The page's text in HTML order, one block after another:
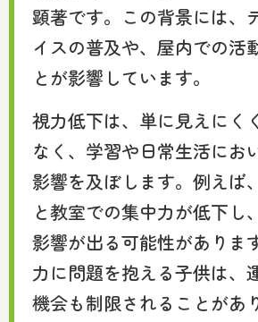
顕著です。この背景には、
イスの普及や、屋内での活
とが影響しています。
視力低下は、単に見えにく
なく、学習や日常生活にお
影響を及ぼします。例えば
と教室での集中力が低下し
影響が出る可能性がありま
力に問題を抱える子供は、
機会も制限されることがあ